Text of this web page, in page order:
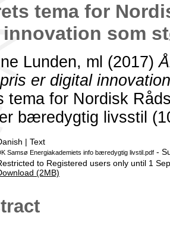
tema for
innovation som
Lunden, ml (2017)
er digital
tema for Nordisk
bæredygtig livsstil
| Text
Samsø Energiakademiets info bæredygtig livstil.pdf -
to Registered users only until 1
(2MB)